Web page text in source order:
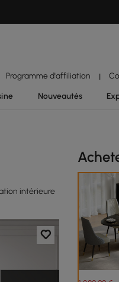
Programme d'affiliation |
Nouveautés
intérieure